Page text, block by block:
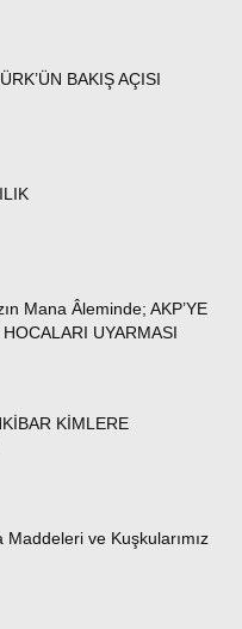
BAKIŞ AÇISI
Mana Âleminde; AKP’YE
UYARMASI
KİMLERE
Maddeleri ve Kuşkularımız